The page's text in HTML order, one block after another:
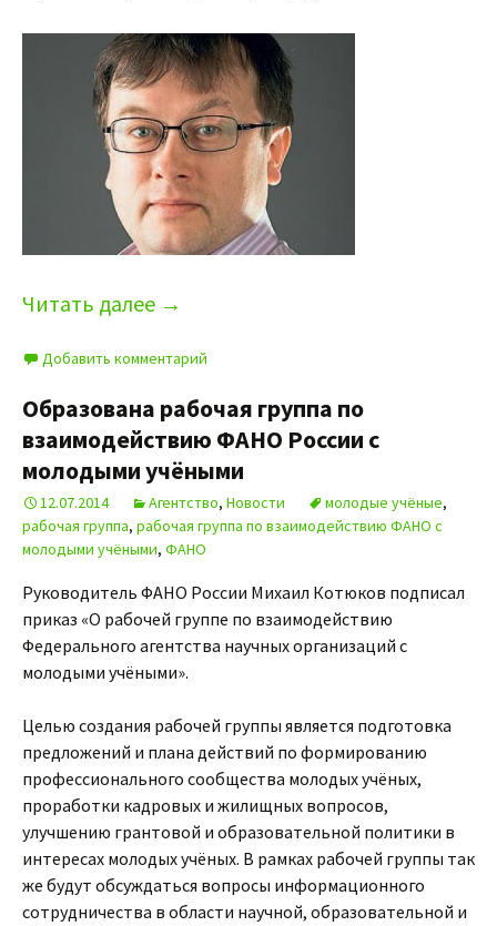
Читать далее →
Добавить комментарий
Образована рабочая группа по
взаимодействию ФАНО России с
молодыми учёными
12.07.2014 Агентство, Новости молодые учёные,
рабочая группа, рабочая группа по взаимодействию ФАНО с
молодыми учёными, ФАНО
Руководитель ФАНО России Михаил Котюков подписал
приказ «О рабочей группе по взаимодействию
Федерального агентства научных организаций с
молодыми учёными».
Целью создания рабочей группы является подготовка
предложений и плана действий по формированию
профессионального сообщества молодых учёных,
проработки кадровых и жилищных вопросов,
улучшению грантовой и образовательной политики в
интересах молодых учёных. В рамках рабочей группы так
же будут обсуждаться вопросы информационного
сотрудничества в области научной, образовательной и